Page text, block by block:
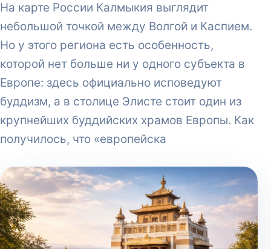
На карте России Калмыкия выглядит
небольшой точкой между Волгой и Каспием.
Но у этого региона есть особенность,
которой нет больше ни у одного субъекта в
Европе: здесь официально исповедуют
буддизм, а в столице Элисте стоит один из
крупнейших буддийских храмов Европы. Как
получилось, что «европейска